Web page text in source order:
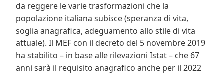
da reggere le varie trasformazioni che la
popolazione italiana subisce (speranza di vita,
soglia anagrafica, adeguamento allo stile di vita
attuale). Il MEF con il decreto del 5 novembre 2019
ha stabilito – in base alle rilevazioni Istat – che 67
anni sarà il requisito anagrafico anche per il 2022